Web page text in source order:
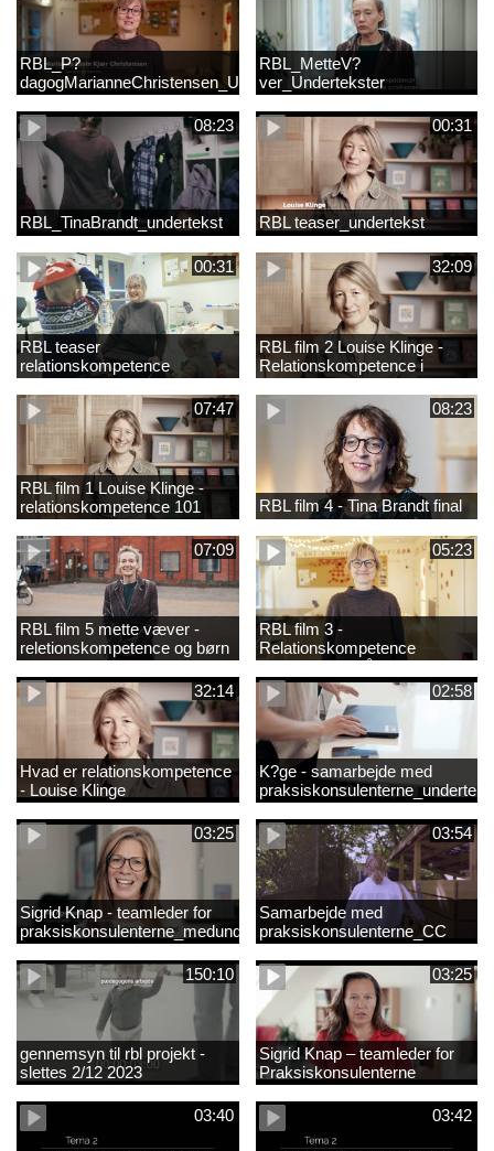
RBL_P?
dagogMarianneChristensen_Undertekst
RBL_MetteV?
ver_Undertekster
08:23
RBL_TinaBrandt_undertekst
00:31
RBL teaser_undertekst
00:31
RBL teaser
relationskompetence
32:09
RBL film 2 Louise Klinge -
Relationskompetence i
praksis
07:47
RBL film 1 Louise Klinge -
relationskompetence 101
08:23
RBL film 4 - Tina Brandt final
07:09
RBL film 5 mette væver -
reletionskompetence og børn
i udsatte positioner
05:23
RBL film 3 -
Relationskompetence
Pædagogens råd
32:14
Hvad er relationskompetence
- Louise Klinge
02:58
K?ge - samarbejde med
03:25
Sigrid Knap - teamleder for
praksiskonsulenterne_medundertekst
03:54
Samarbejde med
praksiskonsulenterne_CC
150:10
gennemsyn til rbl projekt -
slettes 2/12 2023
03:25
Sigrid Knap – teamleder for
Praksiskonsulenterne
03:40 03:42